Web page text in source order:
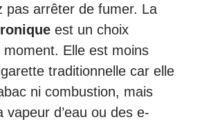
pas arrêter de fumer. La
est un choix
moment. Elle est moins
traditionnelle car elle
ni combustion, mais
vapeur d’eau ou des e-